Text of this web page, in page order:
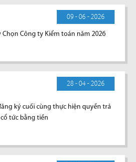
09 - 06 - 2026
Chọn Công ty Kiểm toán năm 2026
28 - 04 - 2026
ký cuối cùng thực hiện quyền trả
cổ tức bằng tiền